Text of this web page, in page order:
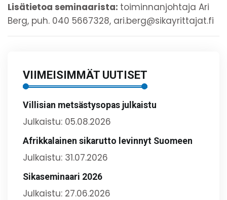
Lisätietoa seminaarista: toiminnanjohtaja Ari
Berg, puh. 040 5667328, ari.berg@sikayrittajat.fi
VIIMEISIMMÄT UUTISET
Villisian metsästysopas julkaistu
Julkaistu: 05.08.2026
Afrikkalainen sikarutto levinnyt Suomeen
Julkaistu: 31.07.2026
Sikaseminaari 2026
Julkaistu: 27.06.2026